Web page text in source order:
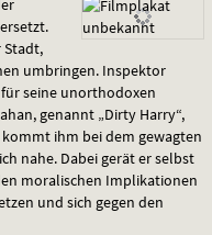
Stadt,
umbringen. Inspektor
seine unorthodoxen
genannt „Dirty Harry“,
ihm bei dem gewagten
nahe. Dabei gerät er selbst
moralischen Implikationen
und sich gegen den